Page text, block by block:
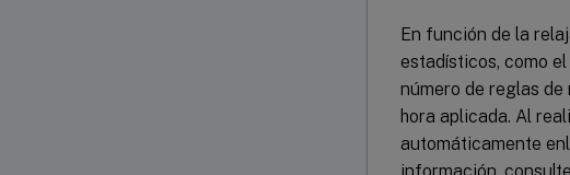
En función de la
estadísticos, como
número de reglas
hora aplicada. Al
automáticamente
información,